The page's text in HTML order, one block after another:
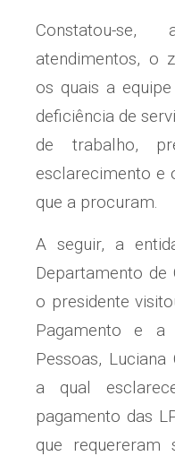
Constatou-se,
atendimentos, o
os quais a
deficiência de
de trabalho,
esclarecimento e
que a procuram.
A seguir, a
Departamento de
o presidente
Pagamento e a
Pessoas,
a qual
pagamento das
que requereram